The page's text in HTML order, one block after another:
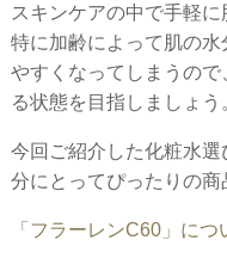
スキンケアの中で手軽に
特に加齢によって肌の
やすくなってしまうの
る状態を目指しましょう
今回ご紹介した化粧水
分にとってぴったりの商
「フラーレンC60」につ